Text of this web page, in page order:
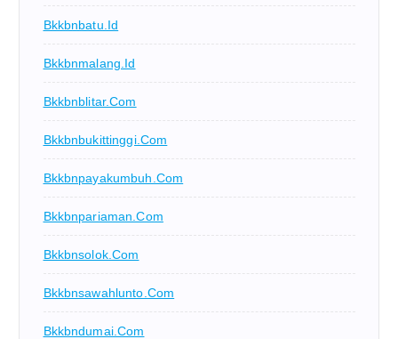
Bkkbnbatu.id
Bkkbnmalang.id
Bkkbnblitar.com
Bkkbnbukittinggi.com
Bkkbnpayakumbuh.com
Bkkbnpariaman.com
Bkkbnsolok.com
Bkkbnsawahlunto.com
Bkkbndumai.com